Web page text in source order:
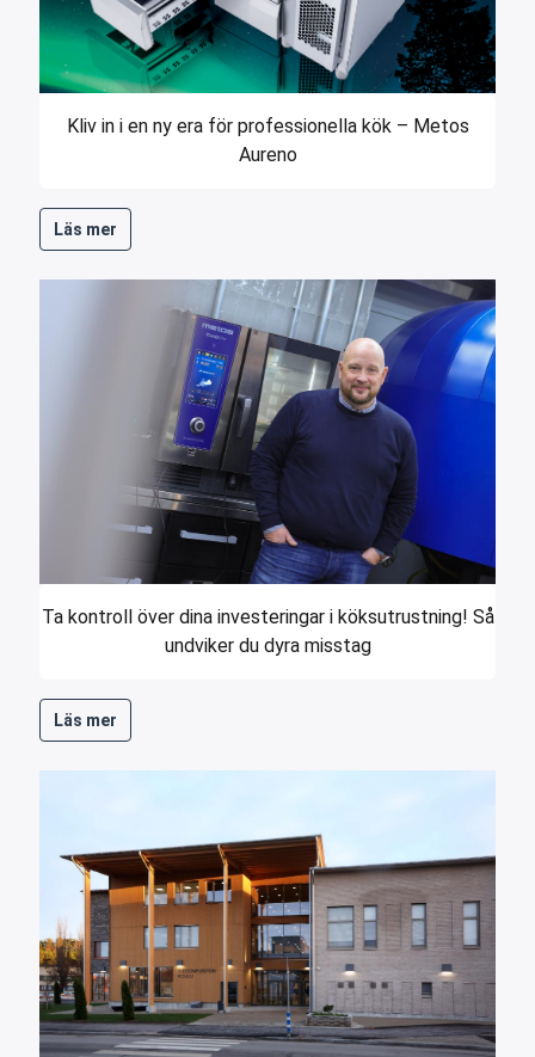
Kliv in i en ny era för professionella kök – Metos
Aureno
Läs mer
Ta kontroll över dina investeringar i köksutrustning! Så
undviker du dyra misstag
Läs mer